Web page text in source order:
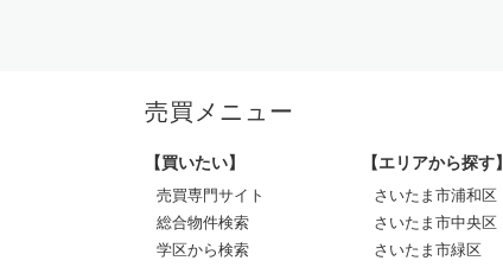
売買メニュー
【買いたい】
売買専門サイト
総合物件検索
学区から検索
【エリアから探す】
さいたま市浦和区
さいたま市中央区
さいたま市緑区